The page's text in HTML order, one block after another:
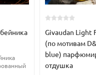
подпитке.
бесперебойной
и щитовидная
будет зависеть
Givaudan Light
(по мотивам
blue)
отдушка